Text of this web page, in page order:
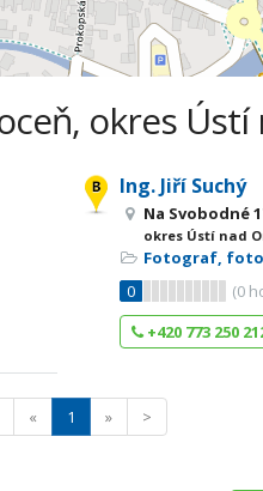
okres
Ing. Jiří Suchý
Na Svobodné
okres Ústí nad
Fotograf,
0
(0
+420 773 250
« 1 » >